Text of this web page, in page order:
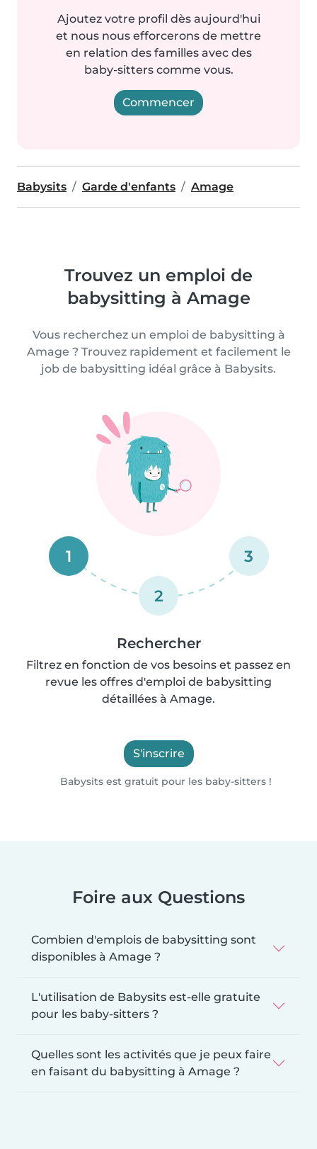
Ajoutez votre profil dès aujourd'hui
et nous nous efforcerons de mettre
en relation des familles avec des
baby-sitters comme vous.
Commencer
Babysits Garde d'enfants Amage
Trouvez un emploi de
babysitting à Amage
Vous recherchez un emploi de babysitting à
Amage ? Trouvez rapidement et facilement le
job de babysitting idéal grâce à Babysits.
1
2
3
Rechercher
Filtrez en fonction de vos besoins et passez en
revue les offres d'emploi de babysitting
détaillées à Amage.
S'inscrire
Babysits est gratuit pour les baby-sitters !
Foire aux Questions
Combien d'emplois de babysitting sont
disponibles à Amage ?
L'utilisation de Babysits est-elle gratuite
pour les baby-sitters ?
Quelles sont les activités que je peux faire
en faisant du babysitting à Amage ?